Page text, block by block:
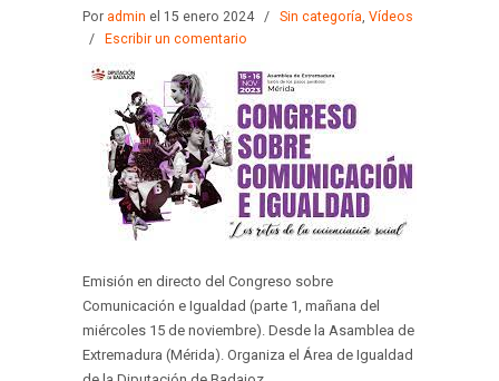
Por admin el 15 enero 2024 / Sin categoría Vídeos
/ Escribir un comentario
Emisión en directo del Congreso sobre
Comunicación e Igualdad (parte 1, mañana del
miércoles 15 de noviembre). Desde la Asamblea de
Extremadura (Mérida). Organiza el Área de Igualdad